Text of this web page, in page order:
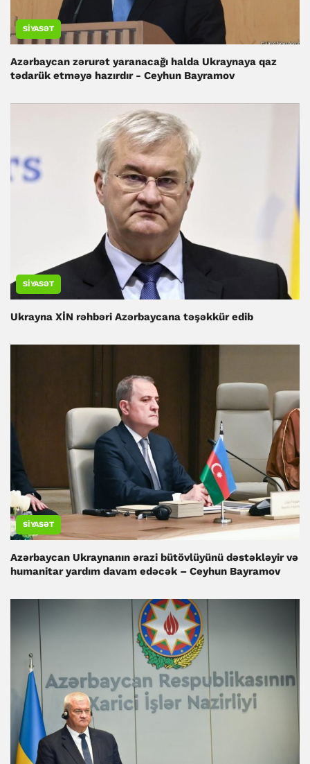
SIYASƏT
Azərbaycan zərurət yaranacağı halda Ukraynaya qaz
tədarük etməyə hazırdır - Ceyhun Bayramov
SIYASƏT
Ukrayna XİN rəhbəri Azərbaycana təşəkkür edib
SIYASƏT
Azərbaycan Ukraynanın ərazi bütövlüyünü dəstəkləyir və
humanitar yardım davam edəcək – Ceyhun Bayramov